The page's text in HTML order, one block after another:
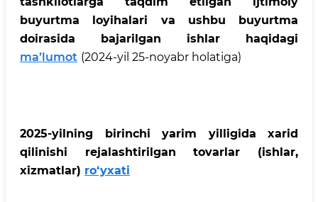
buyurtma loyihalari va ushbu buyurtma
doirasida bajarilgan ishlar haqidagi
ma’lumot (2024-yil 25-noyabr holatiga)
2025-yilning birinchi yarim yilligida xarid
qilinishi rejalashtirilgan tovarlar (ishlar,
xizmatlar) ro‘yxati